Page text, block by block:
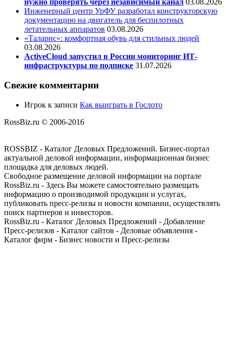
нужно проверять через независимый канал 03.08.2026
Инженерный центр УрФУ разработал конструкторскую
документацию на двигатель для беспилотных
летательных аппаратов 03.08.2026
«Таларис»: комфортная обувь для стильных людей
03.08.2026
ActiveCloud запустил в России мониторинг ИТ-
инфраструктуры по подписке 31.07.2026
Свежие комментарии
Игрок к записи Как выиграть в Гослото
RossBiz.ru © 2006-2016
ROSSBIZ - Каталог Деловых Предложений. Бизнес-портал
актуальной деловой информации, информационная бизнес
площадка для деловых людей.
Свободное размещение деловой информации на портале
RossBiz.ru - Здесь Вы можете самостоятельно размещать
информацию о производимой продукции и услугах,
публиковать пресс-релизы и новости компании, осуществлять
поиск партнеров и инвесторов.
RossBiz.ru - Каталог Деловых Предложений - Добавление
Пресс-релизов - Каталог сайтов - Деловые объявления -
Каталог фирм - Бизнес новости и Пресс-релизы